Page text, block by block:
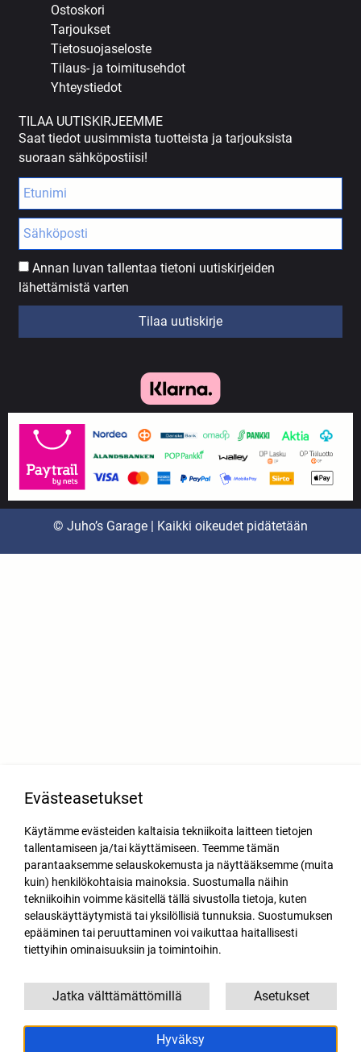
Ostoskori
Tarjoukset
Tietosuojaseloste
Tilaus- ja toimitusehdot
Yhteystiedot
TILAA UUTISKIRJEEMME
Saat tiedot uusimmista tuotteista ja tarjouksista
suoraan sähköpostiisi!
Annan luvan tallentaa tietoni uutiskirjeiden
lähettämistä varten
Tilaa uutiskirje
© Juho’s Garage | Kaikki oikeudet pidätetään
Evästeasetukset
Käytämme evästeiden kaltaisia tekniikoita laitteen tietojen
tallentamiseen ja/tai käyttämiseen. Teemme tämän
parantaaksemme selauskokemusta ja näyttääksemme (muita
kuin) henkilökohtaisia mainoksia. Suostumalla näihin
tekniikoihin voimme käsitellä tällä sivustolla tietoja, kuten
selauskäyttäytymistä tai yksilöllisiä tunnuksia. Suostumuksen
epääminen tai peruuttaminen voi vaikuttaa haitallisesti
tiettyihin ominaisuuksiin ja toimintoihin.
Hyväksy
Asetukset
Jatka välttämättömillä